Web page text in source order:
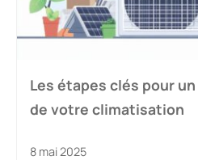
Les étapes clés pour
de votre climatisation
8 mai 2025